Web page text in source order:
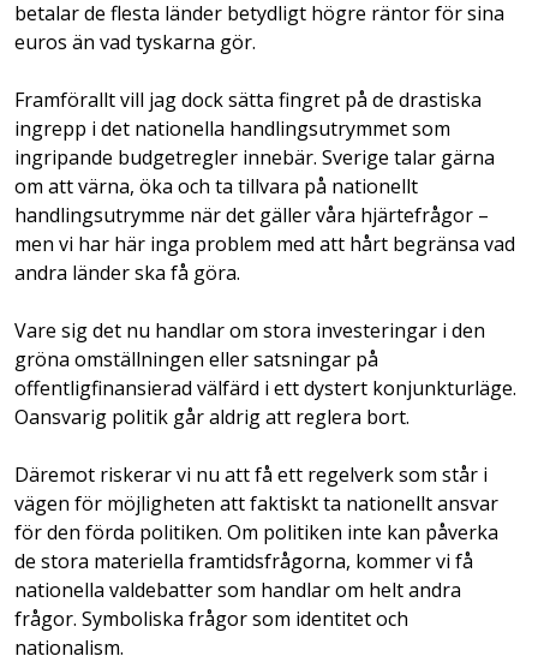
betalar de flesta länder betydligt högre räntor för sina
euros än vad tyskarna gör.
Framförallt vill jag dock sätta fingret på de drastiska
ingrepp i det nationella handlingsutrymmet som
ingripande budgetregler innebär. Sverige talar gärna
om att värna, öka och ta tillvara på nationellt
handlingsutrymme när det gäller våra hjärtefrågor –
men vi har här inga problem med att hårt begränsa vad
andra länder ska få göra.
Vare sig det nu handlar om stora investeringar i den
gröna omställningen eller satsningar på
offentligfinansierad välfärd i ett dystert konjunkturläge.
Oansvarig politik går aldrig att reglera bort.
Däremot riskerar vi nu att få ett regelverk som står i
vägen för möjligheten att faktiskt ta nationellt ansvar
för den förda politiken. Om politiken inte kan påverka
de stora materiella framtidsfrågorna, kommer vi få
nationella valdebatter som handlar om helt andra
frågor. Symboliska frågor som identitet och
nationalism.